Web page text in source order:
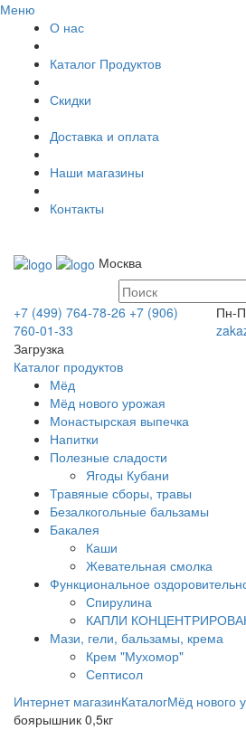
Меню
О нас
Каталог Продуктов
Скидки
Доставка и оплата
Наши магазины
Контакты
Москва
+7 (499) 764-78-26 +7 (906)
760-01-33
Пн-
Загрузка
Каталог продуктов
Мёд
Мёд нового урожая
Монастырская выпечка
Напитки
Полезные сладости
Ягоды Кубани
Травяные сборы, травы
Безалкогольные бальзамы
Бакалея
Каши
Жевательная смолка
Функциональное
Спирулина
КАПЛИ
Мази, гели, бальзамы, крема
Крем "Мухомор"
Септисол
Интернет магазинКаталогМёд нового
боярышник 0,5кг